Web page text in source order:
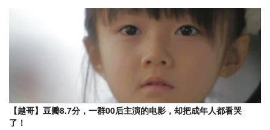
【越哥】豆瓣8.7分，一群00后主演的电影，却把成年人都看哭
了！